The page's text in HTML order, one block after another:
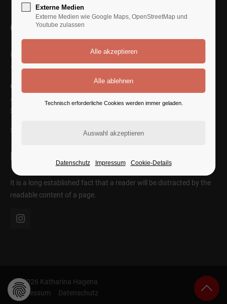
Contact Us
info@yourmail.com
+01 444 888 424
Cybersteel Inc.
Address: 376-293 City Road, Suite 600
San Francisco, CA 94102
SEE ON MAP
Follow Us
It is a long established fact that a reader will be distracted by the
readable content of a page.
© 2026 Katharina Hagena
Impressum
Datenschutz
Externe Medien
Externe Medien wie Google Maps, OpenStreetMap und
Youtube zulassen
Technisch erforderliche Cookies werden immer geladen.
Datenschutz Impressum Cookie-Details